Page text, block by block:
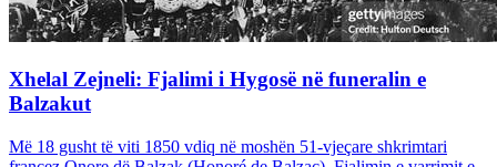
Xhelal Zejneli: Fjalimi i Hygosë në funeralin e
Balzakut
Më 18 gusht të viti 1850 vdiq në moshën 51-vjeçare shkrimtari